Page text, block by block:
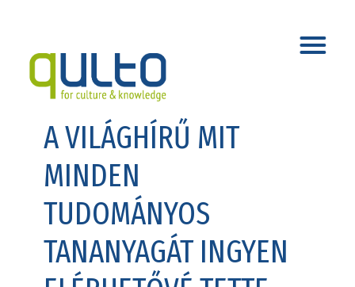
A VILÁGHÍRŰ MIT
MINDEN
TUDOMÁNYOS
TANANYAGÁT INGYEN